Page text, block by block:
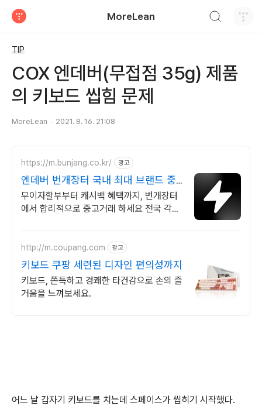
MoreLean
TIP
COX 엔데버(무접점 35g) 제품
의 키보드 씹힘 문제
MoreLean 2021. 8. 16. 21:08
https://m.bunjang.co.kr/ 광고
엔데버 번개장터 국내 최대 브랜드 중
고거래
무이자할부부터 캐시백 혜택까지, 번개장터
에서 합리적으로 중고거래 하세요 전국 각지
http://m.coupang.com 광고
키보드 쿠팡 세련된 디자인 편의성까지
키보드, 쫀득하고 경쾌한 타건감으로 손의 즐
거움을 느껴보세요.
어느 날 갑자기 키보드를 치는데 스페이스가 씹히기 시작했다.